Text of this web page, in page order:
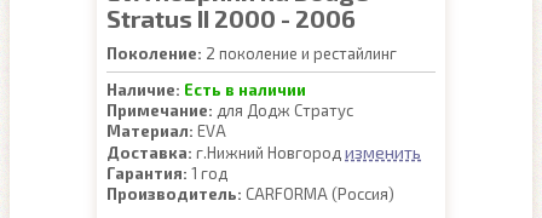
Stratus II 2000 - 2006
Поколение: 2 поколение и рестайлинг
Наличие: Есть в наличии
Примечание: для Додж Стратус
Материал: EVA
Доставка: г.Нижний Новгород изменить
Гарантия: 1 год
Производитель: CARFORMA (Россия)